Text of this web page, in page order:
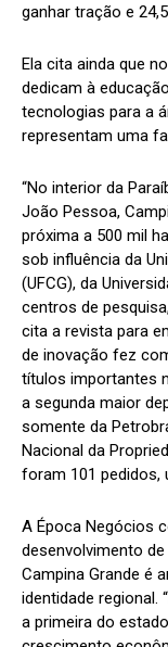
ganhar tração e
Ela cita ainda que
dedicam à
tecnologias para a
representam uma
“No interior da
João Pessoa,
próxima a 500 mil
sob influência da
(UFCG), da
centros de
cita a revista para
de inovação fez
títulos importantes
a segunda maior
somente da
Nacional da
foram 101 pedidos,
A Época Negócios
desenvolvimento
Campina Grande é
identidade regional.
a primeira do